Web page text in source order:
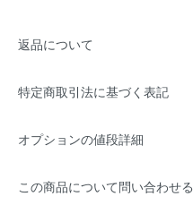
返品について
特定商取引法に基づく表記
オプションの値段詳細
この商品について問い合わせる